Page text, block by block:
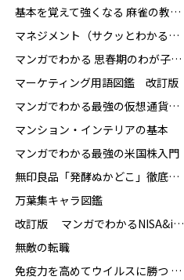
基本を覚えて強くなる 麻雀の教科書
マネジメント（サクッとわかるビジネス教養）
マンガでわかる 思春期のわが子と話したい性のこと
マーケティング用語図鑑 改訂版
マンガでわかる最強の仮想通貨入門
マンション・インテリアの基本
マンガでわかる最強の米国株入門
無印良品「発酵ぬかどこ」徹底活用術
万葉集キャラ図鑑
改訂版 マンガでわかるNISA&iDeCo入門
無敵の転職
免疫力を高めてウイルスに勝つ 食べ物、暮らし方